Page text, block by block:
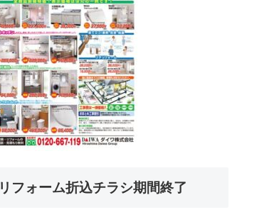
リフォーム折込チラシ期間終了